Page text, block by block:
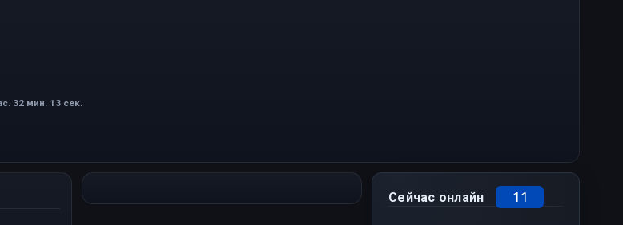
32 мин. 13 сек.
Сейчас онлайн 11